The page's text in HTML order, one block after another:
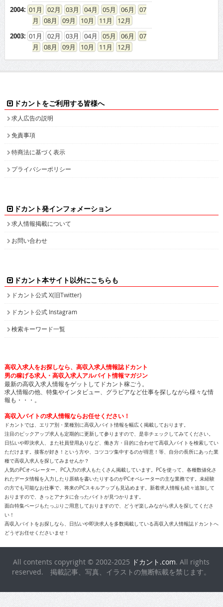
2004: 01 02 03 04 05 06
07
08
09 10 11
12
2003: 01 02 03 04 05 06
07
08
09 10 11 12
ドカントをご利用する皆様へ
求人広告の説明
免責事項
特商法に基づく表示
プライバシーポリシー
ドカント発インフォメーション
求人情報掲載について
お問い合わせ
ドカント本サイト以外にこちらも
ドカント公式 X(旧Twitter)
ドカント公式 Instagram
検索キーワード一覧
高収入求人をお探しなら、高収入求人情報誌ドカント
男の稼げる求人・高収入求人アルバイト情報マガジン
最新の高収入求人情報をゲットしてドカント稼ごう。
求人情報の他、特集やインタビュー、グラビアなど仕事を探しながら様々な情
報も・・・。
高収入バイトの求人情報ならお任せください！
ドカントでは、エリア別・業種別に高収入バイト情報を幅広く掲載しております。
注目のピックアップ求人も定期的に更新して参りますので、是非チェックしてみてください。
日払いや即決求人、また社員登用ありなど、働き方・目的に合わせて高収入バイトを検索してい
ただけます。接客が好き！という方や、コツコツ集中するのが得意！等、自分の長所にあった業
種で高収入求人を探してみませんか？
人気のPCオペレーター、PC入力の求人もたくさん掲載しています。PCを使って、各種数値化さ
れたデータ情報を入力したり原稿を書いたりするのがPCオペレーターの主な業務です。未経験
の方でも可能なお仕事で、将来のPCスキルアップも見込めます。新着求人情報も続々追加して
おりますので、きっとアナタに合ったバイトが見つかります。
面白特集ページもたっぷりご用意しておりますので、どうぞ楽しみながら求人を探してくださ
い！
高収入バイトをお探しなら、日払いや即決求人を多数掲載している高収入求人情報誌ドカントへ
どうぞお任せくださいませ！
All contents copyright © 2002-2025 ドカント.com. All rights
reserved. 掲載記事、写真、イラストの無断転載を禁じます。